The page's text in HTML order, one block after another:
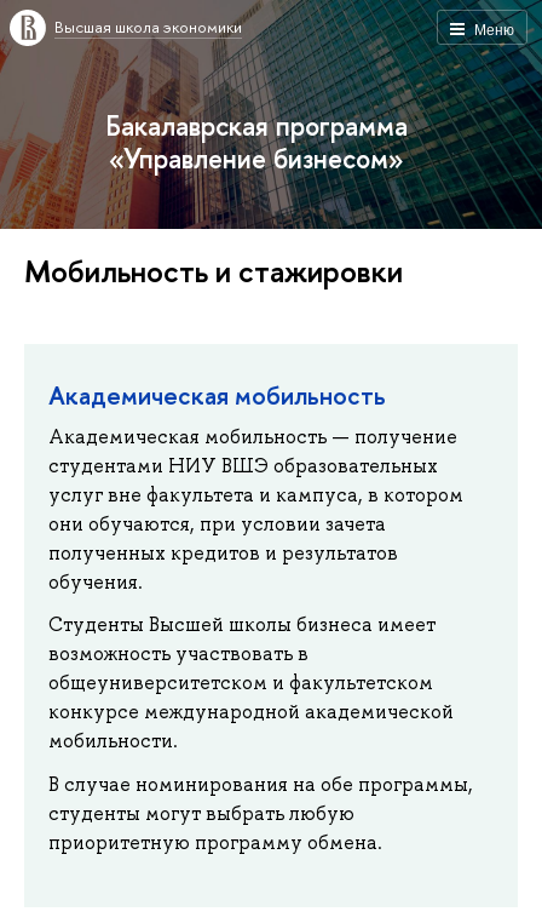
Меню
Высшая школа экономики
Бакалаврская программа
«Управление бизнесом»
Мобильность и стажировки
Академическая мобильность
Академическая мобильность — получение
студентами НИУ ВШЭ образовательных
услуг вне факультета и кампуса, в котором
они обучаются, при условии зачета
полученных кредитов и результатов
обучения.
Студенты Высшей школы бизнеса имеет
возможность участвовать в
общеуниверситетском и факультетском
конкурсе международной академической
мобильности.
В случае номинирования на обе программы,
студенты могут выбрать любую
приоритетную программу обмена.